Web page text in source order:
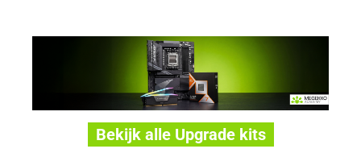
Bekijk alle Upgrade kits